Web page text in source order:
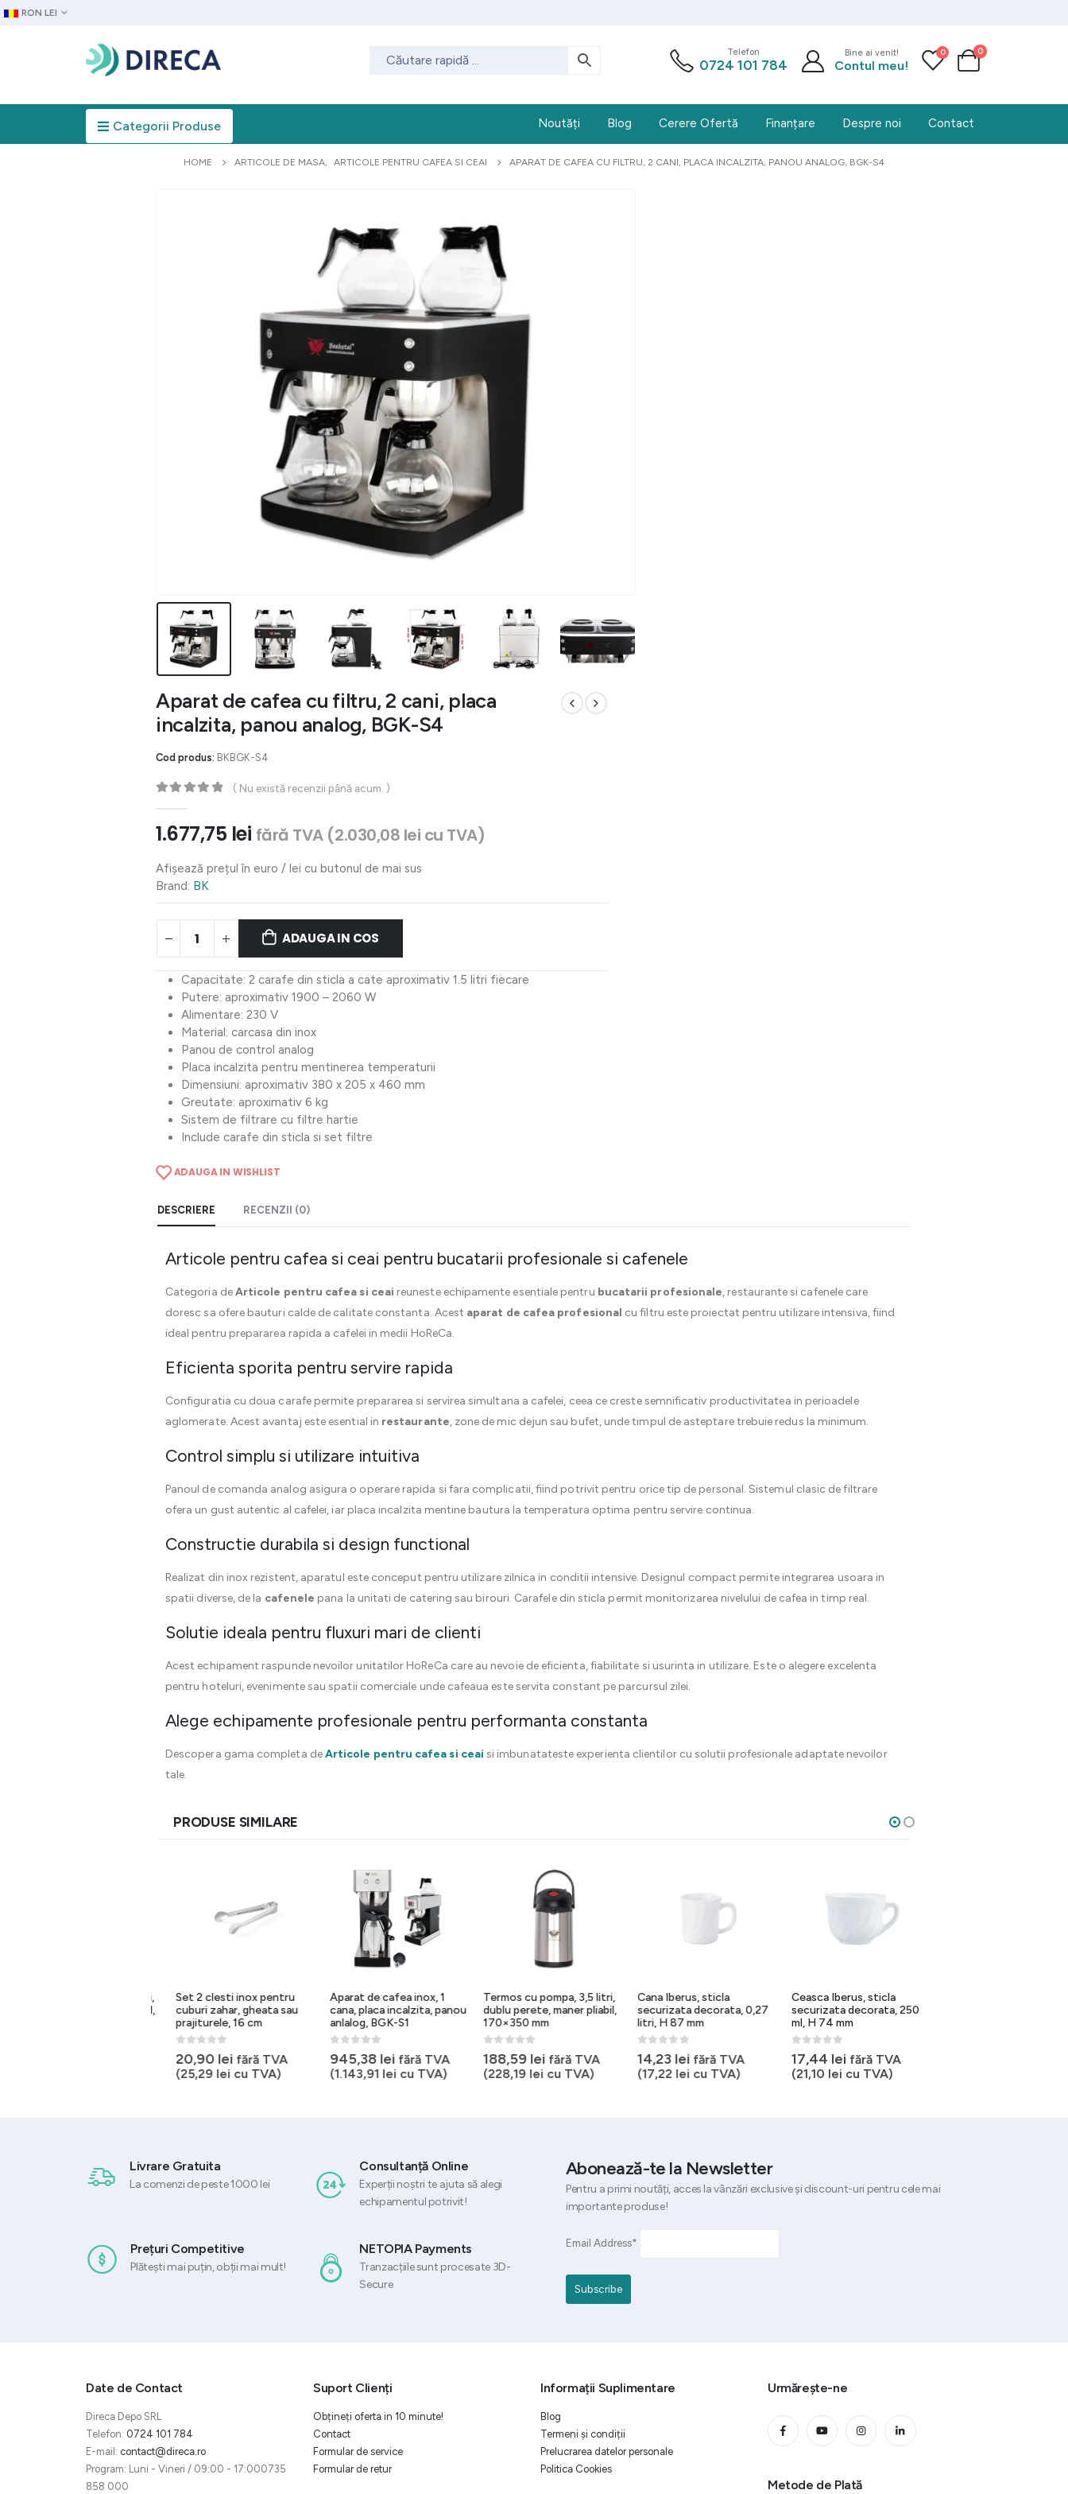
RON LEI
Telefon
0724 101 784
Bine ai venit!
Contul meu!
0 0
Categorii Produse Noutăți Blog Cerere Ofertă Finanțare Despre noi Contact
HOME ARTICOLE DE MASA, ARTICOLE PENTRU CAFEA SI CEAI APARAT DE CAFEA CU FILTRU, 2 CANI, PLACA INCALZITA, PANOU ANALOG, BGK-S4
Aparat de cafea cu filtru, 2 cani, placa
incalzita, panou analog, BGK-S4
Cod produs: BKBGK-S4
( Nu există recenzii până acum. )
1.677,75 lei fără TVA (2.030,08 lei cu TVA)
Afișează prețul în euro / lei cu butonul de mai sus
Brand: BK
ADAUGA IN COS
Capacitate: 2 carafe din sticla a cate aproximativ 1.5 litri fiecare
Putere: aproximativ 1900 – 2060 W
Alimentare: 230 V
Material: carcasa din inox
Panou de control analog
Placa incalzita pentru mentinerea temperaturii
Dimensiuni: aproximativ 380 x 205 x 460 mm
Greutate: aproximativ 6 kg
Sistem de filtrare cu filtre hartie
Include carafe din sticla si set filtre
ADAUGA IN WISHLIST
DESCRIERE RECENZII (0)
Articole pentru cafea si ceai pentru bucatarii profesionale si cafenele
Categoria deArticole pentru cafea si ceai reuneste echipamente esentiale pentru bucatarii profesionale, restaurante si cafenele care
doresc sa ofere bauturi calde de calitate constanta. Acest aparat de cafea profesional cu filtru este proiectat pentru utilizare intensiva, fiind
ideal pentru prepararea rapida a cafelei in medii HoReCa.
Eficienta sporita pentru servire rapida
Configuratia cu doua carafe permite prepararea si servirea simultana a cafelei, ceea ce creste semnificativ productivitatea in perioadele
aglomerate. Acest avantaj este esential in restaurante, zone de mic dejun sau bufet, unde timpul de asteptare trebuie redus la minimum.
Control simplu si utilizare intuitiva
Panoul de comanda analog asigura o operare rapida si fara complicatii, fiind potrivit pentru orice tip de personal. Sistemul clasic de filtrare
ofera un gust autentic al cafelei, iar placa incalzita mentine bautura la temperatura optima pentru servire continua.
Constructie durabila si design functional
Realizat din inox rezistent, aparatul este conceput pentru utilizare zilnica in conditii intensive. Designul compact permite integrarea usoara in
spatii diverse, de la cafenele pana la unitati de catering sau birouri. Carafele din sticla permit monitorizarea nivelului de cafea in timp real.
Solutie ideala pentru fluxuri mari de clienti
Acest echipament raspunde nevoilor unitatilor HoReCa care au nevoie de eficienta, fiabilitate si usurinta in utilizare. Este o alegere excelenta
pentru hoteluri, evenimente sau spatii comerciale unde cafeaua este servita constant pe parcursul zilei.
Alege echipamente profesionale pentru performanta constanta
Descopera gama completa deArticole pentru cafea si ceai si imbunatateste experienta clientilor cu solutii profesionale adaptate nevoilor
tale.
PRODUSE SIMILARE
Set 2 clesti inox pentru
cuburi zahar, gheata sau
prajiturele, 16 cm
out of 5
20,90lei fără TVA
25,29leicu TVA)
Aparat de cafea inox, 1
cana, placa incalzita, panou
anlalog, BGK-S1
out of 5
945,38lei fără TVA
1.143,91leicu TVA)
Termos cu pompa, 3,5 litri,
dublu perete, maner pliabil,
170×350 mm
out of 5
188,59lei fără TVA
228,19lei cu TVA)
Cana Iberus, sticla
securizata decorata, 0,27
litri, H 87 mm
out of 5
14,23lei fără TVA
17,22lei cu TVA)
Ceasca Iberus, sticla
securizata decorata, 250
ml, H 74 mm
out of 5
17,44lei fără TVA
21,10lei cu TVA)
Livrare Gratuita
La comenzi de peste 1000 lei
Consultanță Online
Experții noștri te ajuta să alegi
echipamentul potrivit!
Prețuri Competitive
Plătești mai puțin, obții mai mult!
NETOPIA Payments
Tranzacțiile sunt procesate 3D-
Secure
Abonează-te la Newsletter
Pentru a primi noutăți, acces la vânzări exclusive și discount-uri pentru cele mai
importante produse!
Email Address*
Date de Contact
Direca Depo SRL
Telefon: 0724 101 784
E-mail: contact@direca.ro
Program: Luni - Vineri / 09:00 - 17:000735
858 000
Suport Clienți
Obțineți oferta in 10 minute!
Contact
Formular de service
Formular de retur
Informații Suplimentare
Blog
Termeni și condiții
Prelucrarea datelor personale
Politica Cookies
Urmărește-ne
Metode de Plată